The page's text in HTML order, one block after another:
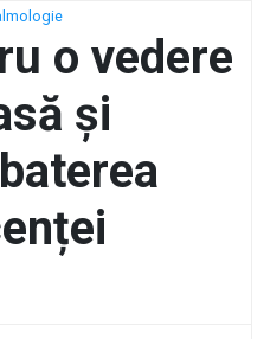
o vedere
și